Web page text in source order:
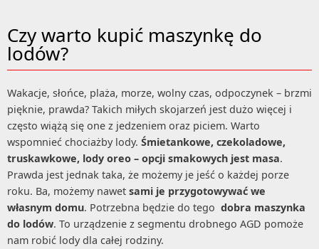
Czy warto kupić maszynkę do
lodów?
Wakacje, słońce, plaża, morze, wolny czas, odpoczynek – brzmi
pięknie, prawda? Takich miłych skojarzeń jest dużo więcej i
często wiążą się one z jedzeniem oraz piciem. Warto
wspomnieć chociażby lody. Śmietankowe, czekoladowe,
truskawkowe, lody oreo – opcji smakowych jest masa.
Prawda jest jednak taka, że możemy je jeść o każdej porze
roku. Ba, możemy nawet sami je przygotowywać we
własnym domu. Potrzebna będzie do tego dobra maszynka
do lodów. To urządzenie z segmentu drobnego AGD pomoże
nam robić lody dla całej rodziny.